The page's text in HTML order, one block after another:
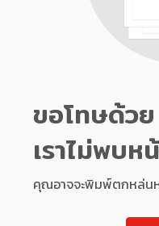
ขอโทษด้วย
เราไม่พบ
คุณอาจจะพิมพ์ตกหล่น